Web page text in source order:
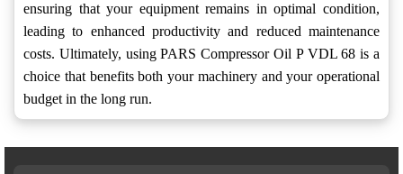
ensuring that your equipment remains in optimal condition,
leading to enhanced productivity and reduced maintenance
costs. Ultimately, using PARS Compressor Oil P VDL 68 is a
choice that benefits both your machinery and your operational
budget in the long run.